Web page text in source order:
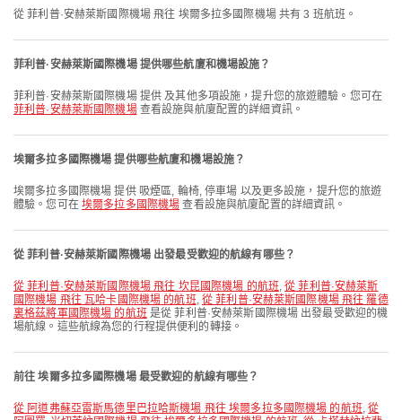
從 菲利普·安赫萊斯國際機場 飛往 埃爾多拉多國際機場 共有 3 班航班。
菲利普·安赫萊斯國際機場 提供哪些航廈和機場設施？
菲利普·安赫萊斯國際機場 提供 及其他多項設施，提升您的旅遊體驗。您可在
菲利普·安赫萊斯國際機場查看設施與航廈配置的詳細資訊。
埃爾多拉多國際機場 提供哪些航廈和機場設施？
埃爾多拉多國際機場 提供 吸煙區, 輪椅, 停車場 以及更多設施，提升您的旅遊
體驗。您可在 埃爾多拉多國際機場 查看設施與航廈配置的詳細資訊。
從 菲利普·安赫萊斯國際機場 出發最受歡迎的航線有哪些？
從 菲利普·安赫萊斯國際機場 飛往 坎昆國際機場 的航班,從 菲利普·安赫萊斯
國際機場 飛往 瓦哈卡國際機場 的航班, 從 菲利普·安赫萊斯國際機場 飛往 羅德
裏格茲將軍國際機場 的航班 是從 菲利普·安赫萊斯國際機場 出發最受歡迎的機
場航線。這些航線為您的行程提供便利的轉接。
前往 埃爾多拉多國際機場 最受歡迎的航線有哪些？
從 阿道弗蘇亞雷斯馬德里巴拉哈斯機場 飛往 埃爾多拉多國際機場 的航班,從